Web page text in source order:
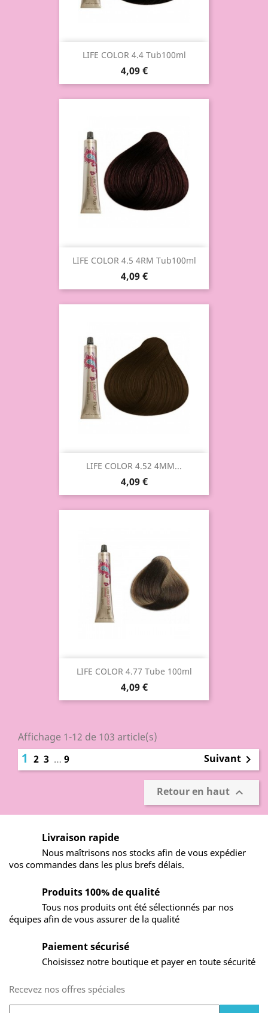
LIFE COLOR 4.4 Tub100ml
4,09 €
LIFE COLOR 4.5 4RM Tub100ml
4,09 €
LIFE COLOR 4.52 4MM...
4,09 €
LIFE COLOR 4.77 Tube 100ml
4,09 €
Affichage 1-12 de 103 article(s)
1 2 3 … 9 Suivant 
Retour en haut 
Livraison rapide
Nous maîtrisons nos stocks afin de vous expédier
vos commandes dans les plus brefs délais.
Produits 100% de qualité
Tous nos produits ont été sélectionnés par nos
équipes afin de vous assurer de la qualité
Paiement sécurisé
Choisissez notre boutique et payer en toute sécurité
Recevez nos offres spéciales